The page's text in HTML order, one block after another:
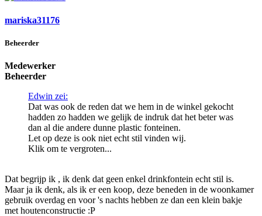
mariska31176
Beheerder
Medewerker
Beheerder
Edwin zei:
Dat was ook de reden dat we hem in de winkel gekocht
hadden zo hadden we gelijk de indruk dat het beter was
dan al die andere dunne plastic fonteinen.
Let op deze is ook niet echt stil vinden wij.
Klik om te vergroten...
Dat begrijp ik , ik denk dat geen enkel drinkfontein echt stil is.
Maar ja ik denk, als ik er een koop, deze beneden in de woonkamer
gebruik overdag en voor 's nachts hebben ze dan een klein bakje
met houtenconstructie :P